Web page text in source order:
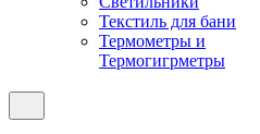
Текстиль для бани
Термометры и
Термогигрметры